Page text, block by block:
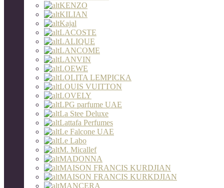
KENZO
KILIAN
Kajal
LACOSTE
LALIQUE
LANCOME
LANVIN
LOEWE
LOLITA LEMPICKA
LOUIS VUITTON
LOVELY
LPG parfume UAE
La Stee Deluxe
Lattafa Perfumes
Le Falcone UAE
Le Labo
M. Micallef
MADONNA
MAISON FRANCIS KURDJIAN
MAISON FRANCIS KURKDJIAN
MANCERA